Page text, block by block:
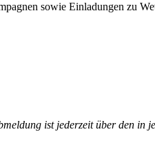
sowie Einladungen zu
ist jederzeit über den in